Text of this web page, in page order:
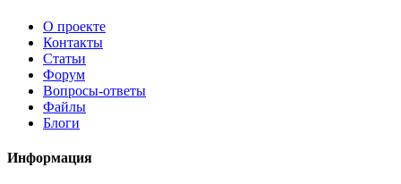
О проекте
Контакты
Статьи
Форум
Вопросы-ответы
Файлы
Блоги
Информация